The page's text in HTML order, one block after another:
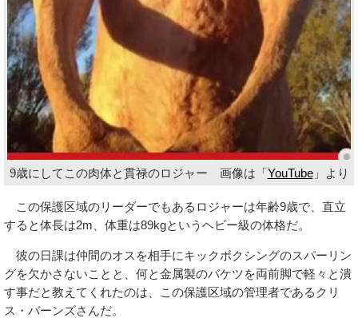
9歳にしてこの肉体と貫禄のロジャー 画像は「YouTube」より
この保護区域のリーダーでもあるロジャーは年齢9歳で、直立
すると体長は2m、体重は89kgというヘビー級の体格だ。
彼の日課は仲間のオスを相手にキックボクシングのスパーリン
グを欠かさないことと、何と金属製のバケツを両前脚で軽々と潰
す事だと教えてくれたのは、この保護区域の管理者であるクリ
ス・バーンズさんだ。